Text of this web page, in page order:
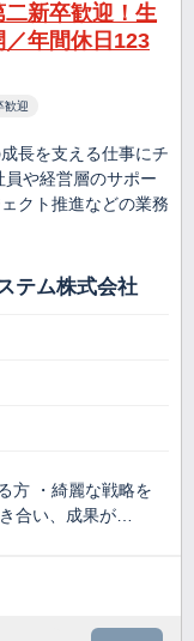
新卒歓迎！生
年間休日123
歓迎
長を支える仕事にチ
や経営層のサポー
クト推進などの業務
テム株式会社
方 ・綺麗な戦略を
合い、成果が…